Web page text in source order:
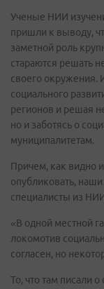
Ученые НИИ
пришли к выводу,
заметной роль
стараются решать
своего окружения.
социального
регионов и решая
но и заботясь о
муниципалитетам.
Причем, как видно
опубликовать,
специалисты из
«В одной местной
локомотив
согласен, но
То, что там писали